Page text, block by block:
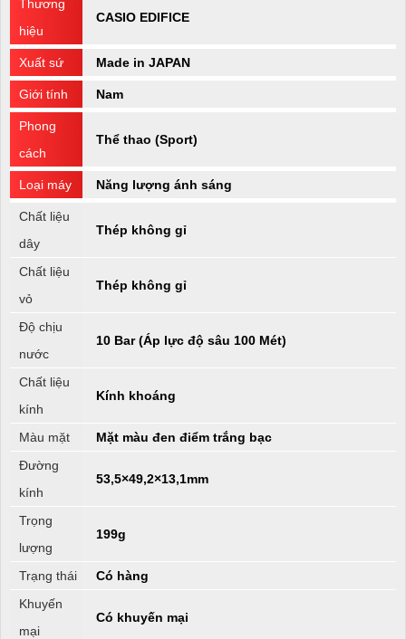
Thương
hiệu
CASIO EDIFICE
Xuất sứ Made in JAPAN
Giới tính Nam
Phong
cách
Thể thao (Sport)
Loại máy Năng lượng ánh sáng
Chất liệu
dây
Thép không gỉ
Chất liệu
vỏ
Thép không gỉ
Độ chịu
nước
10 Bar (Áp lực độ sâu 100 Mét)
Chất liệu
kính
Kính khoáng
Màu mặt
Mặt màu đen điểm trắng bạc
Đường
kính
53,5×49,2×13,1mm
Trọng
lượng
199g
Trạng thái
Có hàng
Khuyến
mại
Có khuyến mại